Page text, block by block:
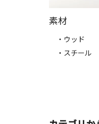
素材
・ウッド
・スチール